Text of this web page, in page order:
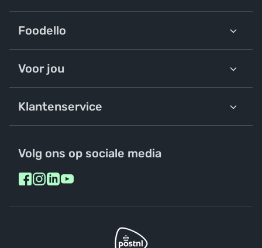
Foodello
Voor jou
Klantenservice
Volg ons op sociale media